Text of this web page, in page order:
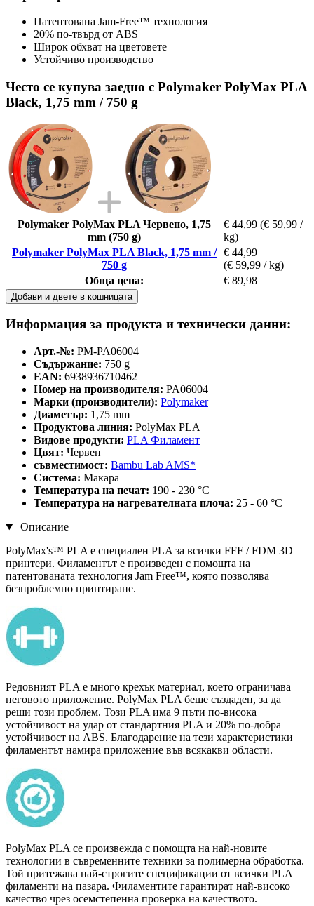
Патентована Jam-Free™ технология
20% по-твърд от ABS
Широк обхват на цветовете
Устойчиво производство
Често се купува заедно с Polymaker PolyMax PLA
Black, 1,75 mm / 750 g
Polymaker PolyMax PLA Червено, 1,75
mm (750 g)
€ 44,99 (€ 59,99 /
kg)
Polymaker PolyMax PLA Black, 1,75 mm /
750 g
€ 44,99
(€ 59,99 / kg)
Обща цена:
€ 89,98
Добави и двете в кошницата
Информация за продукта и технически данни:
Арт.-№: PM-PA06004
Съдържание: 750 g
EAN: 6938936710462
Номер на производителя: PA06004
Марки (производители): Polymaker
Диаметър: 1,75 mm
Продуктова линия: PolyMax PLA
Видове продукти: PLA Филамент
Цвят: Червен
съвместимост: Bambu Lab AMS*
Система: Макара
Температура на печат: 190 - 230 °C
Температура на нагревателната плоча: 25 - 60 °C
Описание
PolyMax's™ PLA е специален PLA за всички FFF / FDM 3D
принтери. Филаментът е произведен с помощта на
патентованата технология Jam Free™, която позволява
безпроблемно принтиране.
Редовният PLA е много крехък материал, което ограничава
неговото приложение. PolyMax PLA беше създаден, за да
реши този проблем. Този PLA има 9 пъти по-висока
устойчивост на удар от стандартния PLA и 20% по-добра
устойчивост на ABS. Благодарение на тези характеристики
филаментът намира приложение във всякакви области.
PolyMax PLA се произвежда с помощта на най-новите
технологии в съвременните техники за полимерна обработка.
Той притежава най-строгите спецификации от всички PLA
филаменти на пазара. Филаментите гарантират най-високо
качество чрез осемстепенна проверка на качеството.